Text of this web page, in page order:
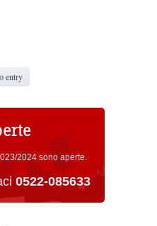
entry
2024 sono aperte.
0522-085633